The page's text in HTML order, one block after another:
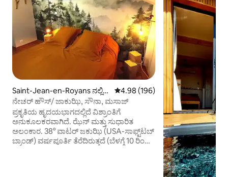
Saint-Jean-en-Royans ನಲ್ಲಿ
ಮನೆ
5 ರಲ್ಲಿ 4.98 ಸರಾಸರಿ ರೇಟಿಂಗ್, 196
4.98 (196)
ನೇಚರ್ ಹೌಸ್/ ಜಾಕುಝಿ, ಸೌನಾ, ಮಸಾಜ್
ಪ್ರಕೃತಿಯ ಹೃದಯಭಾಗದಲ್ಲಿದೆ ವಿಶ್ರಾಂತಿಗೆ
ಅನುಕೂಲಕರವಾಗಿದೆ. ಝೆನ್ ಮತ್ತು ಸುಧಾರಿತ
ಅಲಂಕಾರ. 38° ವಾಟರ್ ಜಕುಝಿ (USA-ಸಾಫ್ಟ್‌ಟಬ್
ಬ್ರಾಂಡ್) ವರ್ಷಪೂರ್ತಿ ತೆರೆದಿರುತ್ತದೆ (ಬೆಳಗ್ಗೆ 10 ರಿಂದ